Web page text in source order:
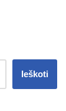
Ieškoti